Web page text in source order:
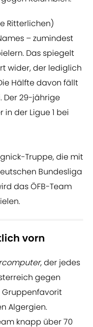
Ritterlichen)
– zumindest
Das spiegelt
wider, der lediglich
Hälfte davon fällt
Der 29-jährige
der Ligue 1 bei
Truppe, die mit
Bundesliga
das ÖFB-Team
vorn
, der jedes
gegen
Gruppenfavorit
Algergien.
knapp über 70